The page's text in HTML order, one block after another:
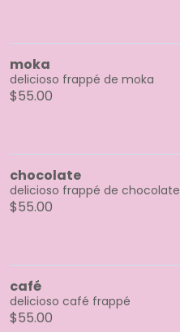
moka
delicioso frappé de moka
$55.00
chocolate
delicioso frappé de chocolate
$55.00
café
delicioso café frappé
$55.00